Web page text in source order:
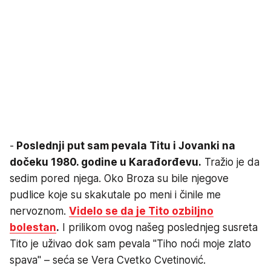
- Poslednji put sam pevala Titu i Jovanki na
dočeku 1980. godine u Karađorđevu. Tražio je da
sedim pored njega. Oko Broza su bile njegove
pudlice koje su skakutale po meni i činile me
nervoznom. Videlo se da je Tito ozbiljno
bolestan. I prilikom ovog našeg poslednjeg susreta
Tito je uživao dok sam pevala "Tiho noći moje zlato
spava" – seća se Vera Cvetko Cvetinović.